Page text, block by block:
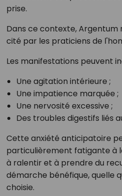
prise.
Dans ce contexte, Argentum
cité par les praticiens de
Les manifestations peuvent
Une agitation intérieure ;
Une impatience marquée ;
Une nervosité excessive ;
Des troubles digestifs liés
Cette anxiété anticipatoire
particulièrement fatigante à
à ralentir et à prendre du
démarche bénéfique, quelle
choisie.